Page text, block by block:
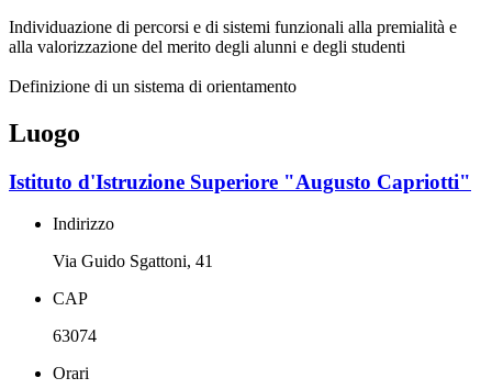
Individuazione di percorsi e di sistemi funzionali alla premialità e
alla valorizzazione del merito degli alunni e degli studenti
Definizione di un sistema di orientamento
Luogo
Istituto d'Istruzione Superiore "Augusto Capriotti"
Indirizzo
Via Guido Sgattoni, 41
CAP
63074
Orari